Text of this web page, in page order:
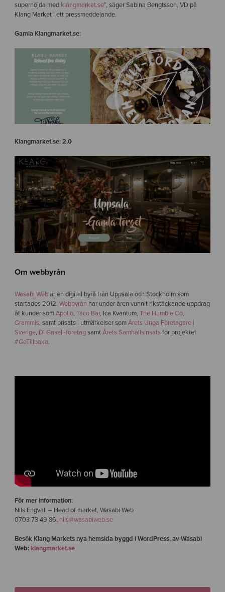
supernöjda med klangmarket.se”, säger Sabina Bengtsson, VD på
Klang Market i ett pressmeddelande.
Gamla Klangmarket.se:
Klangmarket.se: 2.0
Om webbyrån
Wasabi Webär en digital byrå från Uppsala och Stockholm som
startades 2012. Webbyrån har under åren vunnit rikstäckande uppdrag
åt kunder somApollo, Taco Bar, Ica Kvantum, The Humble Co,
Grammis, samt prisats i utmärkelser somÅrets Unga Företagare i
Sverige, DI Gasell-företagsamtÅrets Samhällsinsats för projektet
#GeTillbaka.
För mer information:
Nils Engvall – Head of market, Wasabi Web
0703 73 49 86, nils@wasabiweb.se
Besök Klang Markets nya hemsida byggd i WordPress, av Wasabi
Web: klangmarket.se